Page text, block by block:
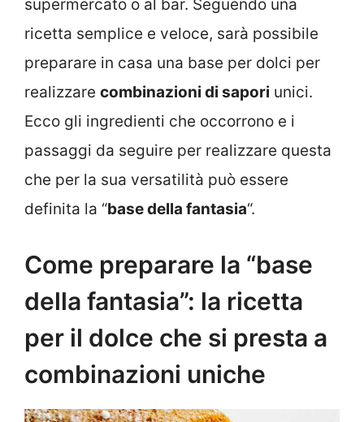
supermercato o al bar. Seguendo una
ricetta semplice e veloce, sarà possibile
preparare in casa una base per dolci per
realizzare combinazioni di sapori unici.
Ecco gli ingredienti che occorrono e i
passaggi da seguire per realizzare questa
che per la sua versatilità può essere
definita la “base della fantasia“.
Come preparare la “base
della fantasia”: la ricetta
per il dolce che si presta a
combinazioni uniche